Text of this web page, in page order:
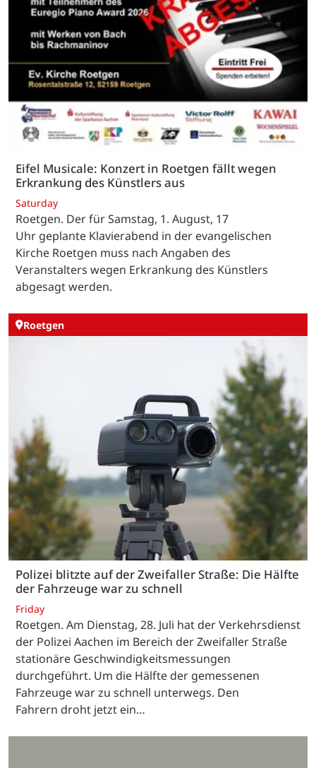
Eifel Musicale: Konzert in Roetgen fällt wegen
Erkrankung des Künstlers aus
Saturday
Roetgen. Der für Samstag, 1. August, 17
Uhr geplante Klavierabend in der evangelischen
Kirche Roetgen muss nach Angaben des
Veranstalters wegen Erkrankung des Künstlers
abgesagt werden.
Roetgen
Polizei blitzte auf der Zweifaller Straße: Die Hälfte
der Fahrzeuge war zu schnell
Friday
Roetgen. Am Dienstag, 28. Juli hat der Verkehrsdienst
der Polizei Aachen im Bereich der Zweifaller Straße
stationäre Geschwindigkeitsmessungen
durchgeführt. Um die Hälfte der gemessenen
Fahrzeuge war zu schnell unterwegs. Den
Fahrern droht jetzt ein…